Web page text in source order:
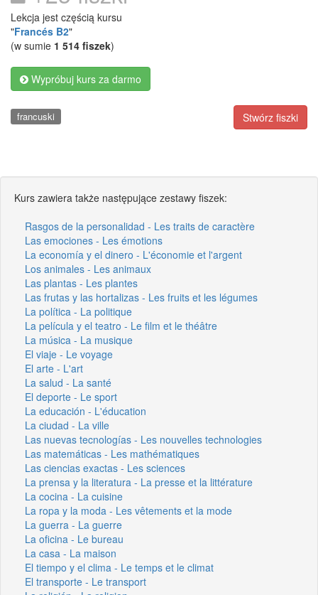
Lekcja jest częścią kursu
"Francés B2"
(w sumie 1 514 fiszek)
Wypróbuj kurs za darmo
Stwórz fiszki
francuski
Kurs zawiera także następujące zestawy fiszek:
Rasgos de la personalidad - Les traits de caractère
Las emociones - Les émotions
La economía y el dinero - L'économie et l'argent
Los animales - Les animaux
Las plantas - Les plantes
Las frutas y las hortalizas - Les fruits et les légumes
La política - La politique
La película y el teatro - Le film et le théâtre
La música - La musique
El viaje - Le voyage
El arte - L'art
La salud - La santé
El deporte - Le sport
La educación - L'éducation
La ciudad - La ville
Las nuevas tecnologías - Les nouvelles technologies
Las matemáticas - Les mathématiques
Las ciencias exactas - Les sciences
La prensa y la literatura - La presse et la littérature
La cocina - La cuisine
La ropa y la moda - Les vêtements et la mode
La guerra - La guerre
La oficina - Le bureau
La casa - La maison
El tiempo y el clima - Le temps et le climat
El transporte - Le transport